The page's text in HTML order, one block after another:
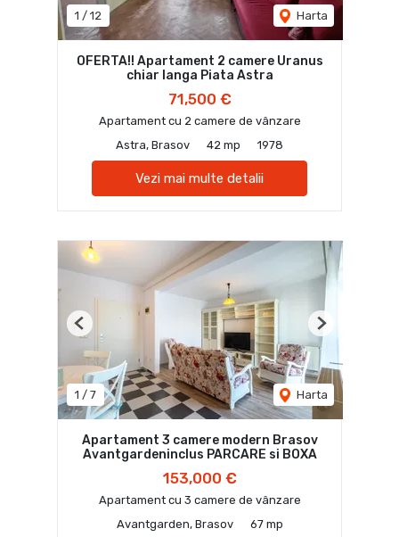
1 / 12 Harta
OFERTA!! Apartament 2 camere Uranus
chiar langa Piata Astra
71,500 €
Apartament cu 2 camere de vânzare
Astra, Brasov
42 mp 1978
Vezi mai multe detalii
1 / 7 Harta
Previous Next
Apartament 3 camere modern Brasov
Avantgardeninclus PARCARE si BOXA
153,000 €
Apartament cu 3 camere de vânzare
Avantgarden, Brasov
67 mp